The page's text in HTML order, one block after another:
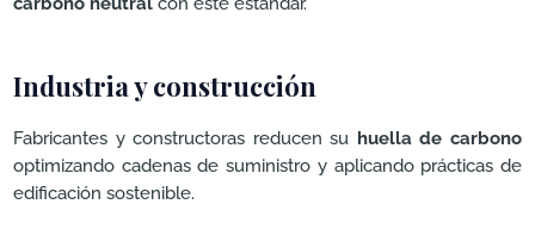
Industria y construcción
Fabricantes y constructoras reducen su huella de carbono
optimizando cadenas de suministro y aplicando prácticas de
edificación sostenible.